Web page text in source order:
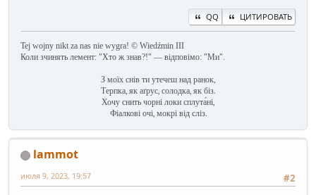
QQ ЦИТИРОВАТЬ
Tej wojny nikt za nas nie wygra! © Wiedźmin III
Коли зчинять лемент: "Хто ж знав?!" — відповімо: "Ми".
З моїх снів ти утечеш над ранок,
Терпка, як аґрус, солодка, як біз.
Хочу снить чорні локи сплута́ні,
Фіалкові очі, мокрі від сліз.
lammot
#2
июля 9, 2023, 19:57